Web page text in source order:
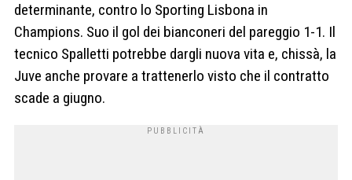
determinante, contro lo Sporting Lisbona in
Champions. Suo il gol dei bianconeri del pareggio 1-1. Il
tecnico Spalletti potrebbe dargli nuova vita e, chissà, la
Juve anche provare a trattenerlo visto che il contratto
scade a giugno.